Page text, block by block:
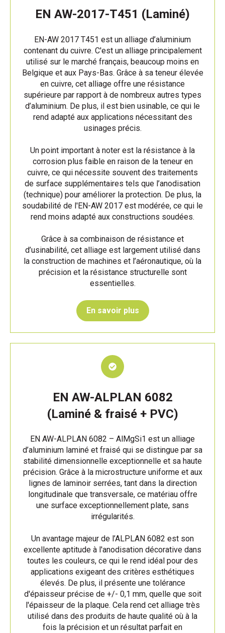
EN AW-2017-T451 (Laminé)
EN-AW 2017 T451 est un alliage d’aluminium
contenant du cuivre. C'est un alliage principalement
utilisé sur le marché français, beaucoup moins en
Belgique et aux Pays-Bas. Grâce à sa teneur élevée
en cuivre, cet alliage offre une résistance
supérieure par rapport à de nombreux autres types
d’aluminium. De plus, il est bien usinable, ce qui le
rend adapté aux applications nécessitant des
usinages précis.
Un point important à noter est la résistance à la
corrosion plus faible en raison de la teneur en
cuivre, ce qui nécessite souvent des traitements
de surface supplémentaires tels que l’anodisation
(technique) pour améliorer la protection. De plus, la
soudabilité de l'EN-AW 2017 est modérée, ce qui le
rend moins adapté aux constructions soudées.
Grâce à sa combinaison de résistance et
d’usinabilité, cet alliage est largement utilisé dans
la construction de machines et l’aéronautique, où la
précision et la résistance structurelle sont
essentielles.
En savoir plus
EN AW-ALPLAN 6082
(Laminé & fraisé + PVC)
EN AW-ALPLAN 6082 – AlMgSi1 est un alliage
d’aluminium laminé et fraisé qui se distingue par sa
stabilité dimensionnelle exceptionnelle et sa haute
précision. Grâce à la microstructure uniforme et aux
lignes de laminoir serrées, tant dans la direction
longitudinale que transversale, ce matériau offre
une surface exceptionnellement plate, sans
irrégularités.
Un avantage majeur de l’ALPLAN 6082 est son
excellente aptitude à l'anodisation décorative dans
toutes les couleurs, ce qui le rend idéal pour des
applications exigeant des critères esthétiques
élevés. De plus, il présente une tolérance
d'épaisseur précise de +/- 0,1 mm, quelle que soit
l'épaisseur de la plaque. Cela rend cet alliage très
utilisé dans des produits de haute qualité où à la
fois la précision et un résultat parfait en